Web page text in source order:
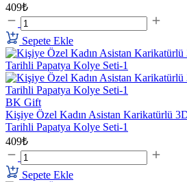
409₺
Sepete Ekle
BK Gift
Kişiye Özel Kadın Asistan Karikatürlü
Tarihli Papatya Kolye Seti-1
409₺
Sepete Ekle